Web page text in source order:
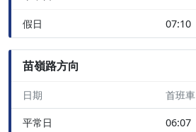
假日 07:10
苗嶺路方向
日期 首班車
平常日 06:07